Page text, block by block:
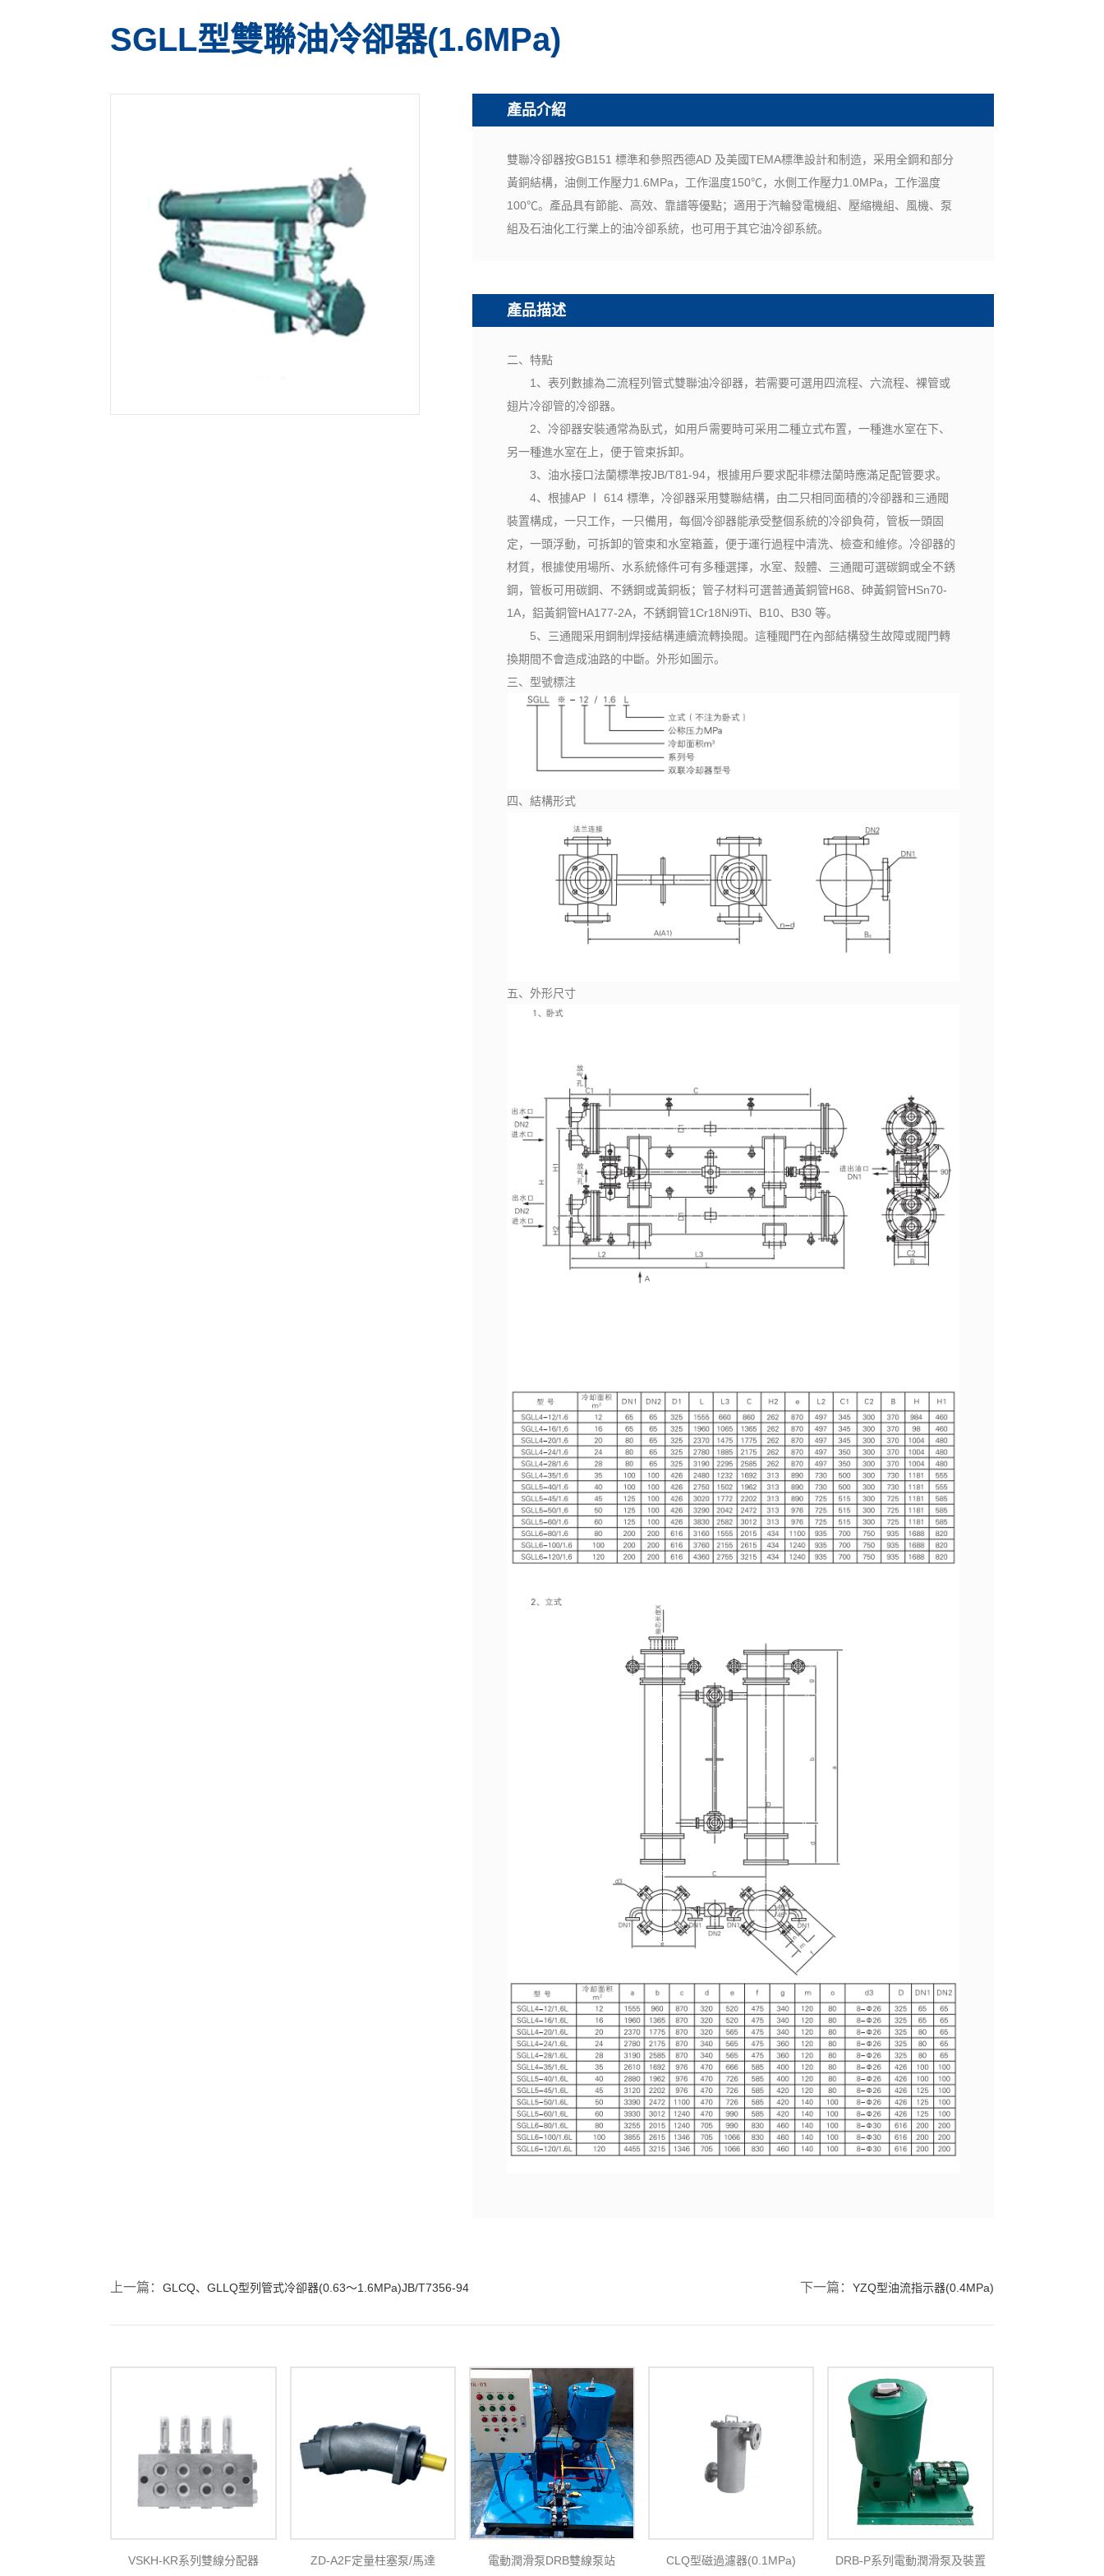
SGLL型雙聯油冷卻器(1.6MPa)
產品介紹
雙聯冷卻器按GB151 標準和參照西德AD 及美國TEMA標準設計和制造，采用全鋼和部分
黃銅結構，油側工作壓力1.6MPa，工作溫度150℃，水側工作壓力1.0MPa，工作溫度
100℃。產品具有節能、高效、靠譜等優點；適用于汽輪發電機組、壓縮機組、風機、泵
組及石油化工行業上的油冷卻系統，也可用于其它油冷卻系統。
產品描述
二、特點
1、表列數據為二流程列管式雙聯油冷卻器，若需要可選用四流程、六流程、裸管或
翅片冷卻管的冷卻器。
2、冷卻器安裝通常為臥式，如用戶需要時可采用二種立式布置，一種進水室在下、
另一種進水室在上，便于管束拆卸。
3、油水接口法蘭標準按JB/T81-94，根據用戶要求配非標法蘭時應滿足配管要求。
4、根據AP Ⅰ 614 標準，冷卻器采用雙聯結構，由二只相同面積的冷卻器和三通閥
裝置構成，一只工作，一只備用，每個冷卻器能承受整個系統的冷卻負荷，管板一頭固
定，一頭浮動，可拆卸的管束和水室箱蓋，便于運行過程中清洗、檢查和維修。冷卻器的
材質，根據使用場所、水系統條件可有多種選擇，水室、殼體、三通閥可選碳鋼或全不銹
鋼，管板可用碳鋼、不銹鋼或黃銅板；管子材料可選普通黃銅管H68、砷黃銅管HSn70-
1A，鋁黃銅管HA177-2A，不銹鋼管1Cr18Ni9Ti、B10、B30 等。
5、三通閥采用鋼制焊接結構連續流轉換閥。這種閥門在內部結構發生故障或閥門轉
換期間不會造成油路的中斷。外形如圖示。
三、型號標注
四、結構形式
五、外形尺寸
上一篇：GLCQ、GLLQ型列管式冷卻器(0.63～1.6MPa)JB/T7356-94 下一篇： YZQ型油流指示器(0.4MPa)
VSKH-KR系列雙線分配器 ZD-A2F定量柱塞泵/馬達 電動潤滑泵DRB雙線泵站 CLQ型磁過濾器(0.1MPa) DRB-P系列電動潤滑泵及裝置